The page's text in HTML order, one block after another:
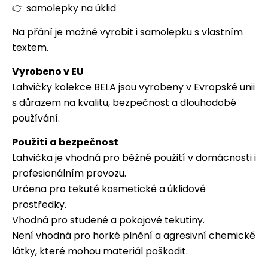
👉 samolepky na úklid
Na přání je možné vyrobit i samolepku s vlastním
textem.
Vyrobeno v EU
Lahvičky kolekce BELA jsou vyrobeny v Evropské unii
s důrazem na kvalitu, bezpečnost a dlouhodobé
používání.
Použití a bezpečnost
Lahvička je vhodná pro běžné použití v domácnosti i
profesionálním provozu.
Určena pro tekuté kosmetické a úklidové
prostředky.
Vhodná pro studené a pokojové tekutiny.
Není vhodná pro horké plnění a agresivní chemické
látky, které mohou materiál poškodit.